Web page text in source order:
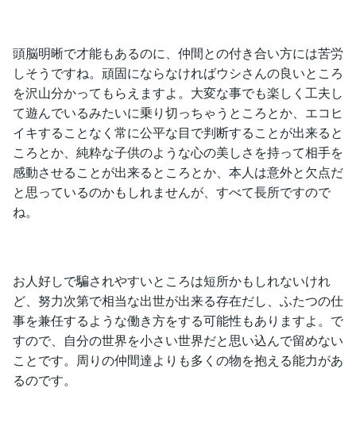
頭脳明晰で才能もあるのに、仲間との付き合い方には苦労
しそうですね。頑固にならなければウシさんの良いところ
を沢山分かってもらえますよ。大変な事でも楽しく工夫し
て遊んでいるみたいに乗り切っちゃうところとか、エコヒ
イキすることなく常に公平な目で判断することが出来ると
ころとか、純粋な子供のような心の美しさを持って相手を
感動させることが出来るところとか、本人は意外と欠点だ
と思っているのかもしれませんが、すべて長所ですので
ね。
お人好しで騙されやすいところは短所かもしれないけれ
ど、努力次第で相当な出世が出来る存在だし、ふたつの仕
事を兼任するような働き方をする可能性もありますよ。で
すので、自分の世界を小さい世界だと思い込んで留めない
ことです。周りの仲間達よりも多くの物を抱える能力があ
るのです。